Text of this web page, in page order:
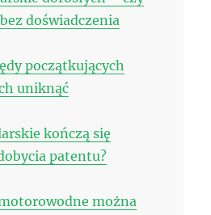
doświadczenia
początkujących
uniknąć
kończą się
patentu?
można